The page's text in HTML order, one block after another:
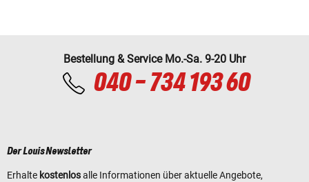
Bestellung & Service Mo.-Sa. 9-20 Uhr
040 - 734 193 60
Der Louis Newsletter
Erhalte kostenlosalle Informationen über aktuelle Angebote,